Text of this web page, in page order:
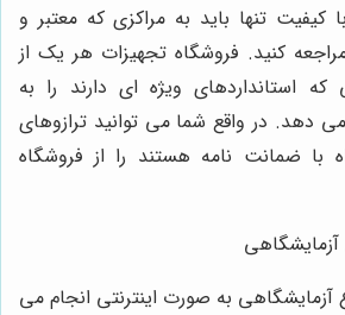
تنها باید به مراکزی که معتبر و
کنید. فروشگاه تجهیزات هر یک از
که استانداردهای ویژه ای دارند را به
دهد. در واقع شما می توانید ترازوهای
با ضمانت نامه هستند را از فروشگاه
آزمایشگاهی
آزمایشگاهی به صورت اینترنتی انجام می